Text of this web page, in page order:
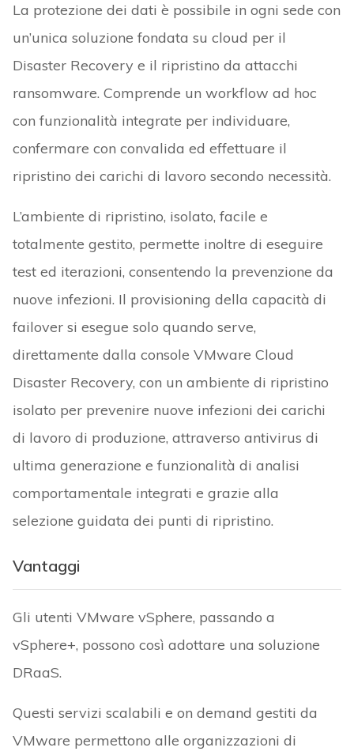
La protezione dei dati è possibile in ogni sede con
un’unica soluzione fondata su cloud per il
Disaster Recovery e il ripristino da attacchi
ransomware. Comprende un workflow ad hoc
con funzionalità integrate per individuare,
confermare con convalida ed effettuare il
ripristino dei carichi di lavoro secondo necessità.
L’ambiente di ripristino, isolato, facile e
totalmente gestito, permette inoltre di eseguire
test ed iterazioni, consentendo la prevenzione da
nuove infezioni. Il provisioning della capacità di
failover si esegue solo quando serve,
direttamente dalla console VMware Cloud
Disaster Recovery, con un ambiente di ripristino
isolato per prevenire nuove infezioni dei carichi
di lavoro di produzione, attraverso antivirus di
ultima generazione e funzionalità di analisi
comportamentale integrati e grazie alla
selezione guidata dei punti di ripristino.
Vantaggi
Gli utenti VMware vSphere, passando a
vSphere+, possono così adottare una soluzione
DRaaS.
Questi servizi scalabili e on demand gestiti da
VMware permettono alle organizzazioni di